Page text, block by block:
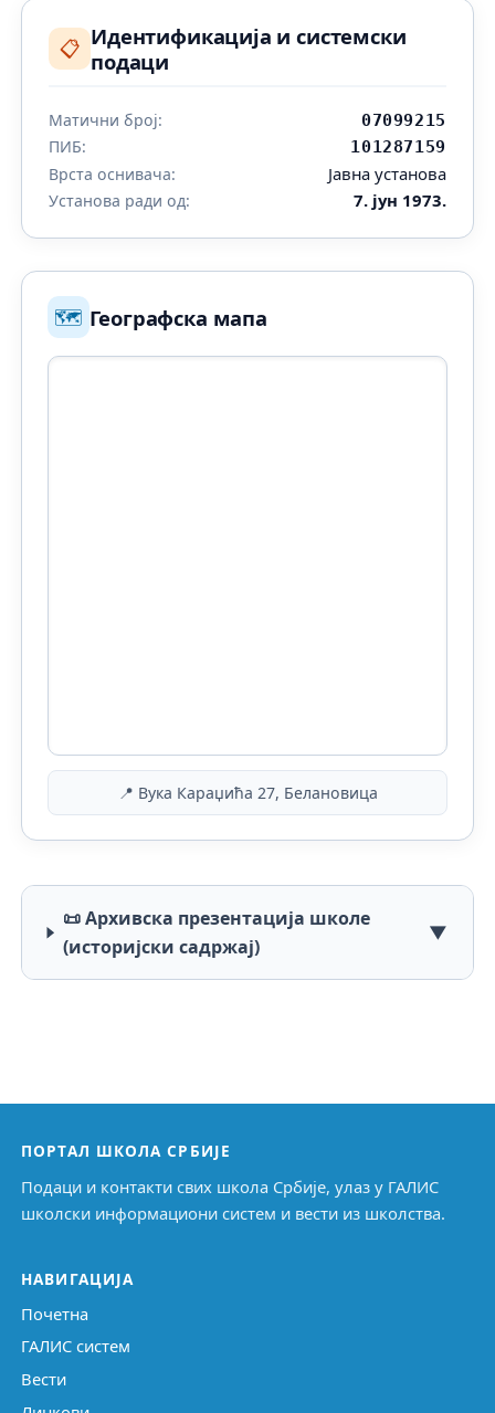
📋 Идентификација и системски
подаци
Матични број: 07099215
ПИБ: 101287159
Врста оснивача: Јавна установа
Установа ради од: 7. јун 1973.
🗺️ Географска мапа
📍 Вука Караџића 27, Белановица
📜 Архивска презентација школе
(историјски садржај)
▼
ПОРТАЛ ШКОЛА СРБИЈЕ
Подаци и контакти свих школа Србије, улаз у ГАЛИС
школски информациони систем и вести из школства.
НАВИГАЦИЈА
Почетна
ГАЛИС систем
Вести